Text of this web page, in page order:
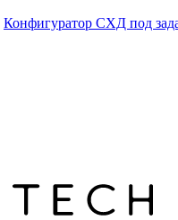
Конфигуратор СХД под